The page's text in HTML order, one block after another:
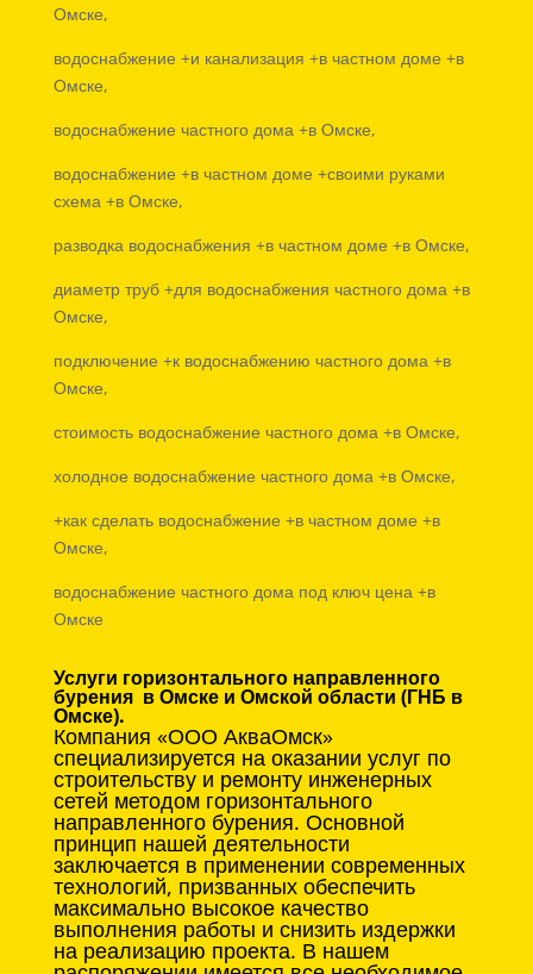
Омске,
водоснабжение +и канализация +в частном доме +в
Омске,
водоснабжение частного дома +в Омске,
водоснабжение +в частном доме +своими руками
схема +в Омске,
разводка водоснабжения +в частном доме +в Омске,
диаметр труб +для водоснабжения частного дома +в
Омске,
подключение +к водоснабжению частного дома +в
Омске,
стоимость водоснабжение частного дома +в Омске,
холодное водоснабжение частного дома +в Омске,
+как сделать водоснабжение +в частном доме +в
Омске,
водоснабжение частного дома под ключ цена +в
Омске
Услуги горизонтального направленного
бурения в Омске и Омской области (ГНБ в
Омске).
Компания «ООО АкваОмск»
специализируется на оказании услуг по
строительству и ремонту инженерных
сетей методом горизонтального
направленного бурения. Основной
принцип нашей деятельности
заключается в применении современных
технологий, призванных обеспечить
максимально высокое качество
выполнения работы и снизить издержки
на реализацию проекта. В нашем